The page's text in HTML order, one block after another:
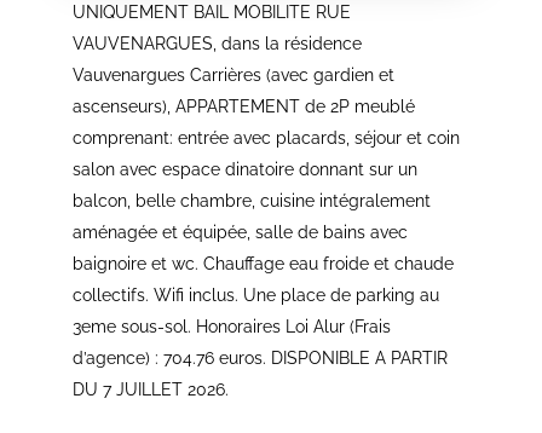
UNIQUEMENT BAIL MOBILITE RUE
VAUVENARGUES, dans la résidence
Vauvenargues Carrières (avec gardien et
ascenseurs), APPARTEMENT de 2P meublé
comprenant: entrée avec placards, séjour et coin
salon avec espace dinatoire donnant sur un
balcon, belle chambre, cuisine intégralement
aménagée et équipée, salle de bains avec
baignoire et wc. Chauffage eau froide et chaude
collectifs. Wifi inclus. Une place de parking au
3eme sous-sol. Honoraires Loi Alur (Frais
d’agence) : 704.76 euros. DISPONIBLE A PARTIR
DU 7 JUILLET 2026.